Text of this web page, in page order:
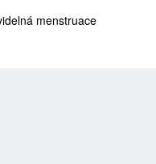
menstruace